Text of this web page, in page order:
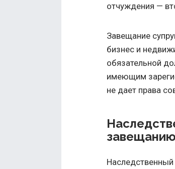
отчуждения —
Завещание
бизнес и
обязательной
имеющим
не дает права
завещанию
Наследственный